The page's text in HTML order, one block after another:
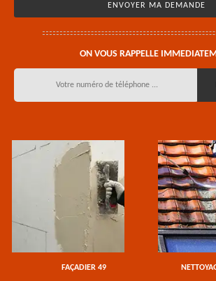
ON VOUS RAPPELLE
FAÇADIER 49